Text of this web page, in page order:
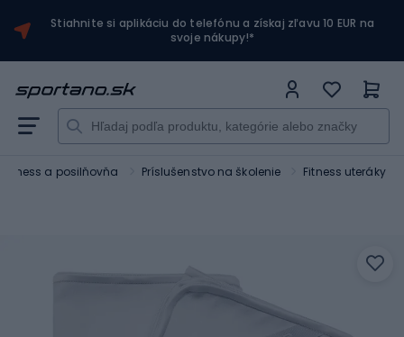
Stiahnite si aplikáciu do telefónu a získaj zľavu 10 EUR na
svoje nákupy!*
Fitness a posilňovňa Príslušenstvo na školenie Fitness uteráky